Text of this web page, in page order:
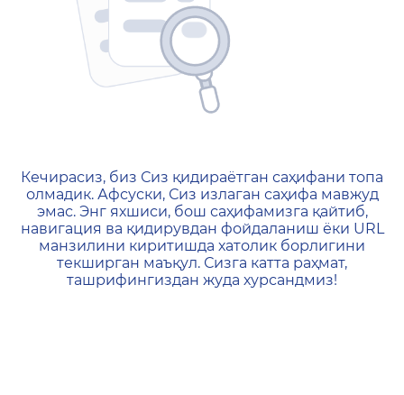
404 — Страница не
Кечирасиз, биз Сиз қидираётган саҳифани топа
олмадик. Афсуски, Сиз излаган саҳифа мавжуд
эмас. Энг яхшиси, бош саҳифамизга қайтиб,
навигация ва қидирувдан фойдаланиш ёки URL
манзилини киритишда хатолик борлигини
текширган маъқул. Сизга катта раҳмат,
ташрифингиздан жуда хурсандмиз!